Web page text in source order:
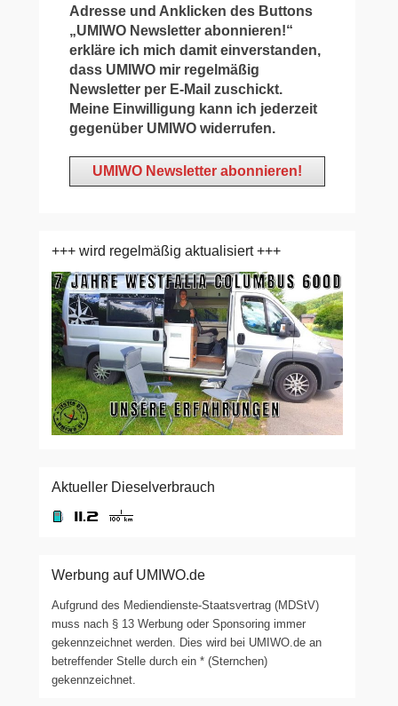
Adresse und Anklicken des Buttons
„UMIWO Newsletter abonnieren!“
erkläre ich mich damit einverstanden,
dass UMIWO mir regelmäßig
Newsletter per E-Mail zuschickt.
Meine Einwilligung kann ich jederzeit
gegenüber UMIWO widerrufen.
+++ wird regelmäßig aktualisiert +++
Aktueller Dieselverbrauch
Werbung auf UMIWO.de
Aufgrund des Mediendienste-Staatsvertrag (MDStV)
muss nach § 13 Werbung oder Sponsoring immer
gekennzeichnet werden. Dies wird bei UMIWO.de an
betreffender Stelle durch ein * (Sternchen)
gekennzeichnet.